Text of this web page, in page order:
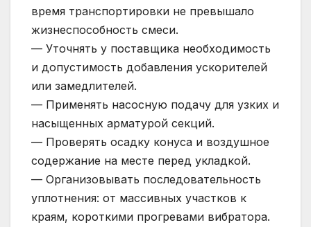
время транспортировки не превышало
жизнеспособность смеси.
— Уточнять у поставщика необходимость
и допустимость добавления ускорителей
или замедлителей.
— Применять насосную подачу для узких и
насыщенных арматурой секций.
— Проверять осадку конуса и воздушное
содержание на месте перед укладкой.
— Организовывать последовательность
уплотнения: от массивных участков к
краям, короткими прогревами вибратора.